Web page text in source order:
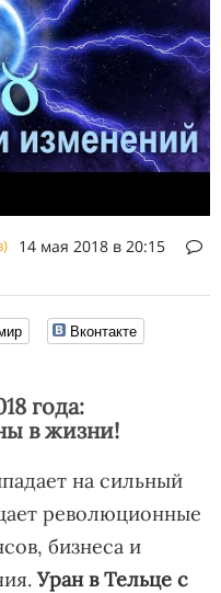
14 мая 2018 в 20:15
Вконтакте
года:
в жизни!
на сильный
революционные
бизнеса и
Уран в Тельце с